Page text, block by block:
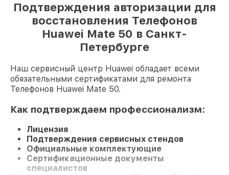
Подтверждения авторизации для
восстановления Телефонов
Huawei Mate 50 в Санкт-
Петербурге
Наш сервисный центр Huawei обладает всеми
обязательными сертификатами для ремонта
Телефонов Huawei Mate 50.
Как подтверждаем профессионализм:
Лицензия
Подтверждения сервисных стендов
Официальные комплектующие
Сертификационные документы
специалистов